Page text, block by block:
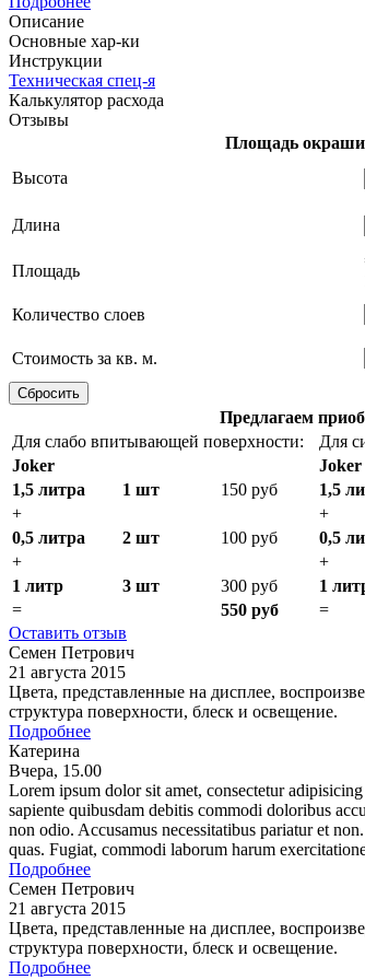
Описание
Основные хар-ки
Инструкции
Техническая спец-я
Калькулятор расхода
Отзывы
Площадь
Высота
Длина
Площадь
Количество слоев
Стоимость за кв. м.
Предлагаем
Для слабо впитывающей поверхности:
Для
Joker
Joker
1,5 литра
1 шт 150 руб 1,5
+
+
0,5 литра
2 шт 100 руб 0,5
+
+
1 литр
3 шт 300 руб 1
=
550 руб =
Оставить отзыв
Семен Петрович
21 августа 2015
Цвета, представленные на дисплее,
структура поверхности, блеск и освещение.
Подробнее
Катерина
Вчера, 15.00
Lorem ipsum dolor sit amet, consectetur
sapiente quibusdam debitis commodi doloribus
non odio. Accusamus necessitatibus pariatur et
quas. Fugiat, commodi laborum harum
Подробнее
Семен Петрович
21 августа 2015
Цвета, представленные на дисплее,
структура поверхности, блеск и освещение.
Подробнее